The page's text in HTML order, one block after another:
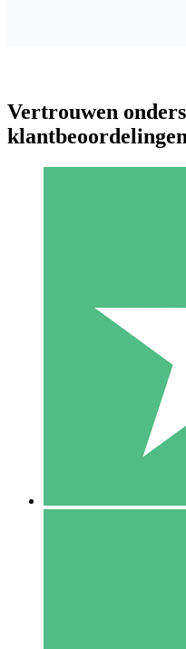
Individuele
Betaal per gebruik met
10
Vertrouwen